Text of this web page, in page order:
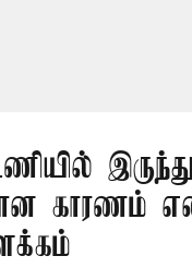
காரணம்